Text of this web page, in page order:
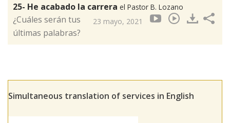
25- He acabado la carrera el Pastor B. Lozano
23 mayo, 2021
¿Cuáles serán tus
últimas palabras?
Simultaneous translation of services in English